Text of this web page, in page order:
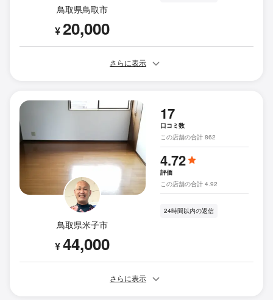
鳥取県鳥取市
¥20,000
さらに表示
鳥取県米子市
¥44,000
17
口コミ数
この店舗の合計 862
4.72
評価
この店舗の合計 4.92
24時間以内の返信
さらに表示